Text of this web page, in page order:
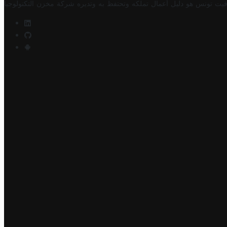
تونس هو دليل أعمال تملكه وتحتفظ به وتديره شركة مخزن التكنولوجيا